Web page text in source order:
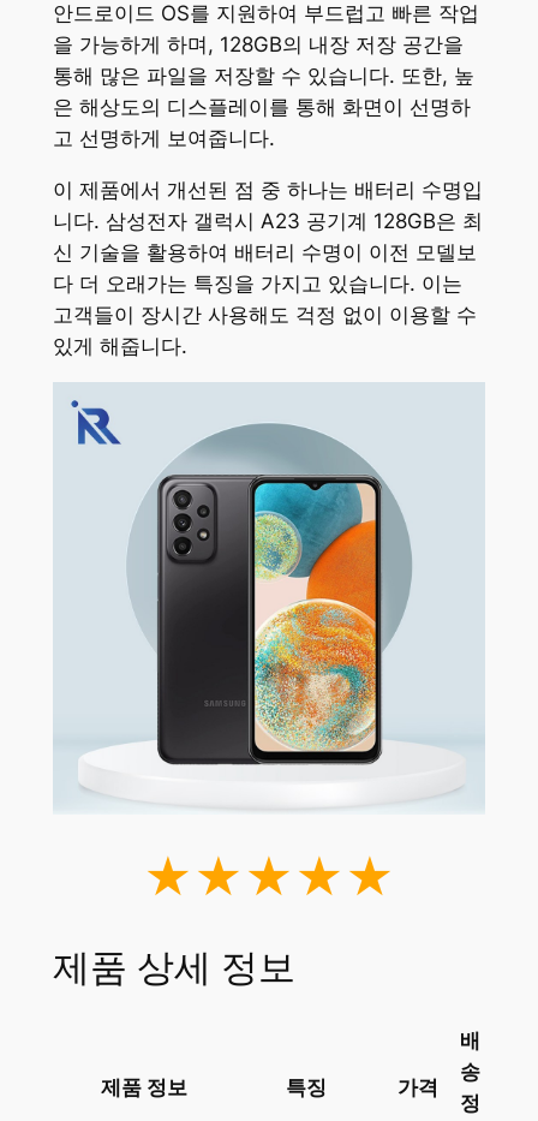
안드로이드 OS를 지원하여 부드럽고 빠른 작업
을 가능하게 하며, 128GB의 내장 저장 공간을
통해 많은 파일을 저장할 수 있습니다. 또한, 높
은 해상도의 디스플레이를 통해 화면이 선명하
고 선명하게 보여줍니다.
이 제품에서 개선된 점 중 하나는 배터리 수명입
니다. 삼성전자 갤럭시 A23 공기계 128GB은 최
신 기술을 활용하여 배터리 수명이 이전 모델보
다 더 오래가는 특징을 가지고 있습니다. 이는
고객들이 장시간 사용해도 걱정 없이 이용할 수
있게 해줍니다.
★★★★★
제품 상세 정보
제품 정보 특징 가격
배
송
정